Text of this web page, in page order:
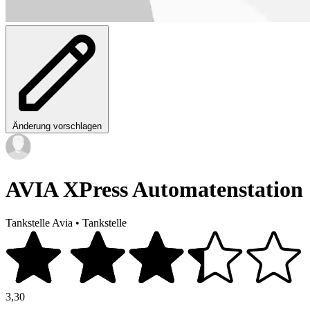
Änderung vorschlagen
AVIA XPress Automatenstation
Tankstelle Avia • Tankstelle
3,30